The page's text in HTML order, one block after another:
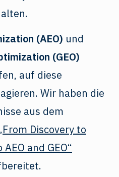
(AEO) und
(GEO)
auf diese
Wir haben die
aus dem
Discovery to
and GEO“